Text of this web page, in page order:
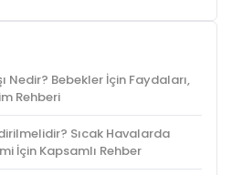
Nedir? Bebekler İçin Faydaları,
Rehberi
Sıcak Havalarda
İçin Kapsamlı Rehber